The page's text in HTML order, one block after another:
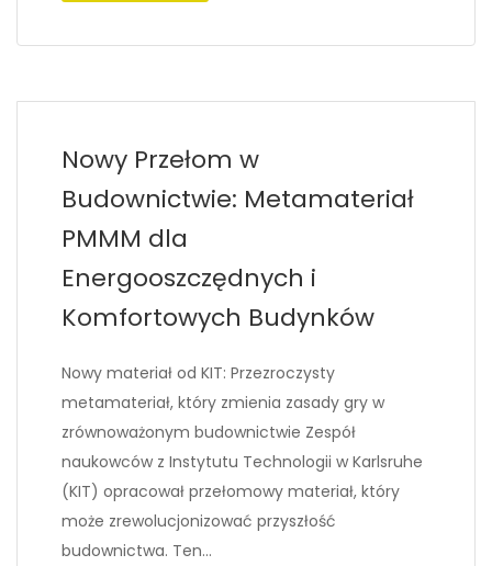
Nowy Przełom w
Budownictwie: Metamateriał
PMMM dla
Energooszczędnych i
Komfortowych Budynków
Nowy materiał od KIT: Przezroczysty
metamateriał, który zmienia zasady gry w
zrównoważonym budownictwie Zespół
naukowców z Instytutu Technologii w Karlsruhe
(KIT) opracował przełomowy materiał, który
może zrewolucjonizować przyszłość
budownictwa. Ten…